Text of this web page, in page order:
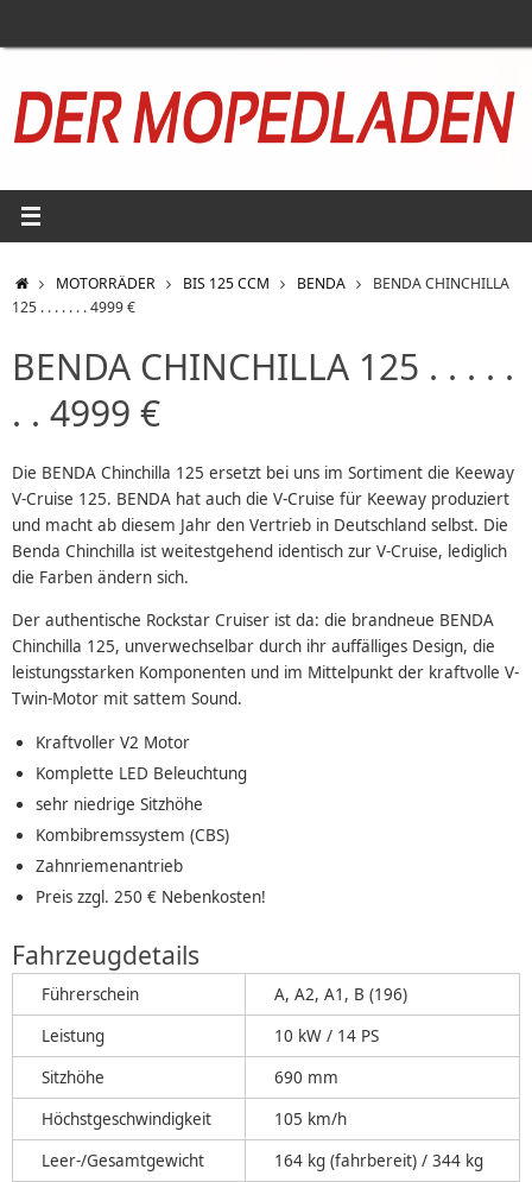
STARTMOTORRÄDER BIS 125 CCM BENDA
BENDA CHINCHILLA
125 . . . . . . . 4999 €
BENDA CHINCHILLA 125 . . . . .
. . 4999 €
Die BENDA Chinchilla 125 ersetzt bei uns im Sortiment die Keeway
V-Cruise 125. BENDA hat auch die V-Cruise für Keeway produziert
und macht ab diesem Jahr den Vertrieb in Deutschland selbst. Die
Benda Chinchilla ist weitestgehend identisch zur V-Cruise, lediglich
die Farben ändern sich.
Der authentische Rockstar Cruiser ist da: die brandneue BENDA
Chinchilla 125, unverwechselbar durch ihr auffälliges Design, die
leistungsstarken Komponenten und im Mittelpunkt der kraftvolle V-
Twin-Motor mit sattem Sound.
Kraftvoller V2 Motor
Komplette LED Beleuchtung
sehr niedrige Sitzhöhe
Kombibremssystem (CBS)
Zahnriemenantrieb
Preis zzgl. 250 € Nebenkosten!
Fahrzeugdetails
Führerschein
A, A2, A1, B (196)
Leistung
10 kW / 14 PS
Sitzhöhe
690 mm
Höchstgeschwindigkeit
105 km/h
Leer-/Gesamtgewicht
164 kg (fahrbereit) / 344 kg